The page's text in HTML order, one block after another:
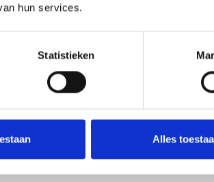
hun services.
Statistieken
Alles
Wandelen in de Wadi
landen van het Midden-Oosten tijdens deze
wolkenkrabbers tot eeuwenoude woestijnforten
natuur...(lees meer)
van Saoedi-Arabië, en reizen via het
Al Ula, het 'Petra van Saoedi-
van het land, met indrukwekkende